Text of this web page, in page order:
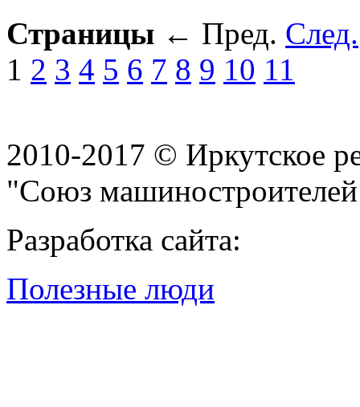
Страницы ← Пред. След.
1 2 3 4 5 6 7 8 9 10 11
2010-2017 © Иркутское
"Союз
Разработка сайта:
Полезные люди